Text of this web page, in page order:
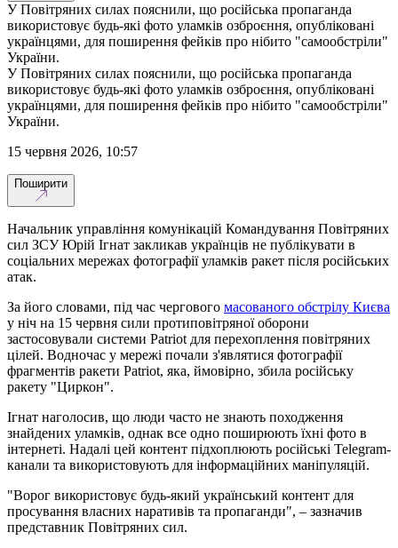
У Повітряних силах пояснили, що російська пропаганда
використовує будь-які фото уламків озброєння, опубліковані
українцями, для поширення фейків про нібито "самообстріли"
України.
У Повітряних силах пояснили, що російська пропаганда
використовує будь-які фото уламків озброєння, опубліковані
українцями, для поширення фейків про нібито "самообстріли"
України.
15 червня 2026, 10:57
Поширити
Начальник управління комунікацій Командування Повітряних
сил ЗСУ Юрій Ігнат закликав українців не публікувати в
соціальних мережах фотографії уламків ракет після російських
атак.
За його словами, під час чергового масованого обстрілу Києва
у ніч на 15 червня сили протиповітряної оборони
застосовували системи Patriot для перехоплення повітряних
цілей. Водночас у мережі почали з'являтися фотографії
фрагментів ракети Patriot, яка, ймовірно, збила російську
ракету "Циркон".
Ігнат наголосив, що люди часто не знають походження
знайдених уламків, однак все одно поширюють їхні фото в
інтернеті. Надалі цей контент підхоплюють російські Telegram-
канали та використовують для інформаційних маніпуляцій.
"Ворог використовує будь-який український контент для
просування власних наративів та пропаганди", – зазначив
представник Повітряних сил.